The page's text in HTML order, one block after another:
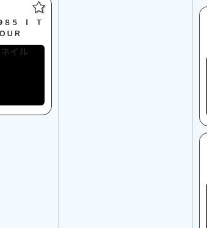
８５ Ⅰ Ｔ
ＵＲ